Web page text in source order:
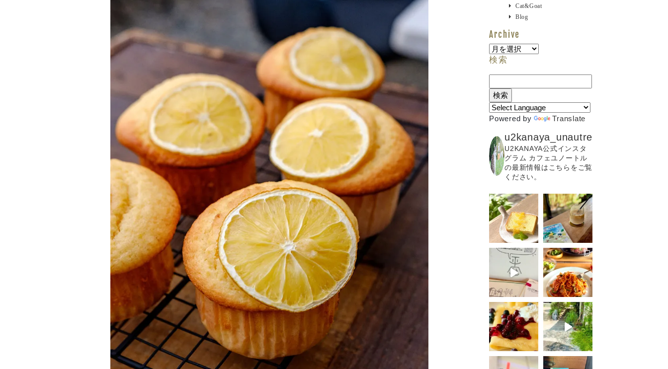
Cat&goat
Blog
Archive
Archive
検索
索:
Powered by Translate
u2kanaya_unautre
U2KANAYA公式インスタ
グラム カフェユノートル
の最新情報はこちらをご覧
ください。